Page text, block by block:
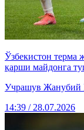
Ўзбекистон терма
қарши майдонга
Учрашув Жанубий
14:39 / 28.07.2026